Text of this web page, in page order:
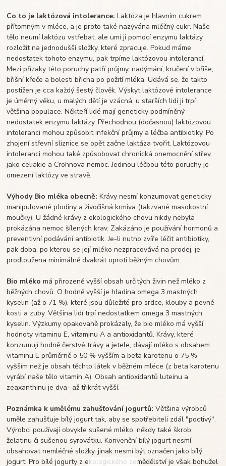
Co to je laktózová intolerance: Laktóza je hlavním cukrem
přítomným v mléce, a je proto také nazývána mléčný cukr. Naše
tělo neumí laktózu vstřebat, ale umí ji pomocí enzymu laktázy
rozložit na jednodušší složky, které zpracuje. Pokud máme
nedostatek tohoto enzymu, pak trpíme laktózovou intolerancí.
Mezi přízaky této poruchy patří průjmy, nadýmání, kručení v břiše,
břišní křeče a bolesti břicha po požití mléka. Udává se, že takto
postižen je cca každý šestý člověk. Výskyt laktózové intolerance
je úměrný věku, u malých dětí je vzácná, u starších lidí jí trpí
většina populace. Někteří lidé mají geneticky podmíněný
nedostatek enzymu laktázy. Přechodnou (dočasnou) laktózovou
intoleranci mohou způsobit infekční průjmy a léčba antibiotiky. Po
zhojení střevní sliznice se opět začne laktáza tvořit. Laktózovou
intoleranci mohou také způsobovat chronická onemocnění střev
jako celiakie a Crohnova nemoc. Jedinou léčbou této poruchy je
omezení laktózy ve stravě.
Výhody Bio mléka obecně: Krávy nesmí konzumovat geneticky
manipulované plodiny a živočišná krmiva (takzvané masokostní
moučky). U žádné krávy z ekologického chovu nikdy nebyla
prokázána nemoc šílených krav. Zakázáno je používání hormonů a
preventivní podávání antibiotik. Je-li nutno zvíře léčit antibiotiky,
pak doba, po kterou se její mléko nezpracovává na prodej, je
prodloužena minimálně dvakrát oproti běžným chovům.
Bio mléko má přirozeně vyšší obsah určitých živin než mléko z
běžných chovů. O hodně vyšší je hladina omega 3 mastných
kyselin (až o 71 %), které jsou důležité pro srdce, klouby a pevné
kosti a zuby. Většina lidí trpí nedostatkem omega 3 mastných
kyselin. Výzkumy opakovaně prokázaly, že bio mléko má vyšší
hodnoty vitaminu E, vitaminu A a antioxidantů. Krávy, které
konzumují hodně čerstvé trávy a jetele, dávají mléko s obsahem
vitaminu E průměrně o 50 % vyšším a beta karotenu o 75 %
vyšším než je obsah těchto látek v běžném mléce (z beta karotenu
vyrábí naše tělo vitamin A). Obsah antioxidantů luteinu a
zeaxanthinu je dva- až třikrát vyšší.
Poznámka k umělému zahušťování jogurtů: Většina výrobců
uměle zahušťuje bílý jogurt tak, aby se spotřebiteli zdál "poctivý".
Výrobci používají obvykle sušené mléko, někdy také škrob,
želatinu či sušenou syrovátku. Konvenční bílý jogurt nesmí
obsahovat nemléčné složky, jinak nesmí být označen jako bílý
jogurt. Pro bílé jogurty z ekologického zemědělství je však bohužel